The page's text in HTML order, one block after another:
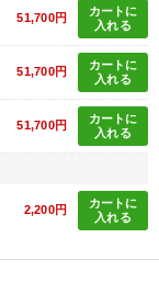
51,700円
カートに
入れる
51,700円
カートに
入れる
51,700円
カートに
入れる
2,200円
カートに
入れる